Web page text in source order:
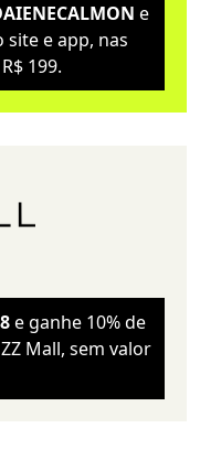
e
site e app, nas
199.
e ganhe 10% de
Mall, sem valor